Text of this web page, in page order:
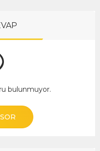
bulunmuyor.